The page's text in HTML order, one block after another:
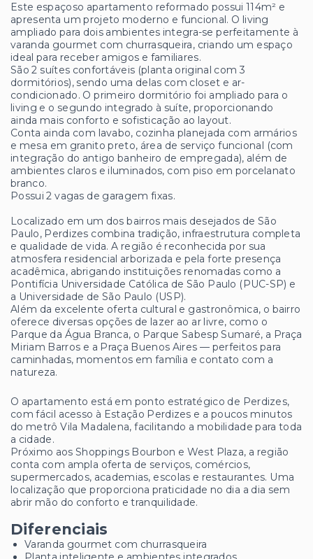
Este espaçoso apartamento reformado possui 114m² e
apresenta um projeto moderno e funcional. O living
ampliado para dois ambientes integra-se perfeitamente à
varanda gourmet com churrasqueira, criando um espaço
ideal para receber amigos e familiares.
São 2 suítes confortáveis (planta original com 3
dormitórios), sendo uma delas com closet e ar-
condicionado. O primeiro dormitório foi ampliado para o
living e o segundo integrado à suíte, proporcionando
ainda mais conforto e sofisticação ao layout.
Conta ainda com lavabo, cozinha planejada com armários
e mesa em granito preto, área de serviço funcional (com
integração do antigo banheiro de empregada), além de
ambientes claros e iluminados, com piso em porcelanato
branco.
Possui 2 vagas de garagem fixas.
Localizado em um dos bairros mais desejados de São
Paulo, Perdizes combina tradição, infraestrutura completa
e qualidade de vida. A região é reconhecida por sua
atmosfera residencial arborizada e pela forte presença
acadêmica, abrigando instituições renomadas como a
Pontifícia Universidade Católica de São Paulo (PUC-SP) e
a Universidade de São Paulo (USP).
Além da excelente oferta cultural e gastronômica, o bairro
oferece diversas opções de lazer ao ar livre, como o
Parque da Água Branca, o Parque Sabesp Sumaré, a Praça
Miriam Barros e a Praça Buenos Aires — perfeitos para
caminhadas, momentos em família e contato com a
natureza.
O apartamento está em ponto estratégico de Perdizes,
com fácil acesso à Estação Perdizes e a poucos minutos
do metrô Vila Madalena, facilitando a mobilidade para toda
a cidade.
Próximo aos Shoppings Bourbon e West Plaza, a região
conta com ampla oferta de serviços, comércios,
supermercados, academias, escolas e restaurantes. Uma
localização que proporciona praticidade no dia a dia sem
abrir mão do conforto e tranquilidade.
Diferenciais
Varanda gourmet com churrasqueira